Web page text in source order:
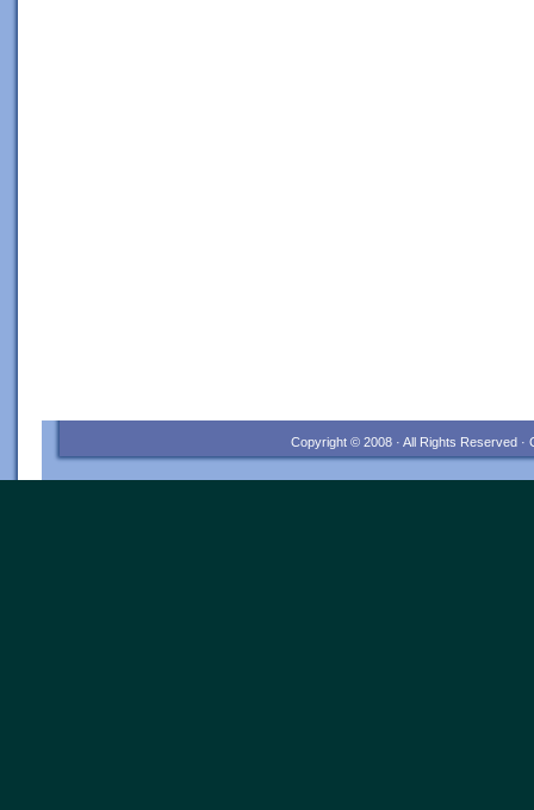
Copyright © 2008 · All Rights Reserved